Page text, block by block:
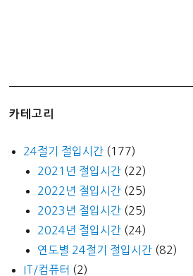
카테고리
24절기 절입시간 (177)
2021년 절입시간 (22)
2022년 절입시간 (25)
2023년 절입시간 (25)
2024년 절입시간 (24)
연도별 24절기 절입시간 (82)
IT/컴퓨터 (2)